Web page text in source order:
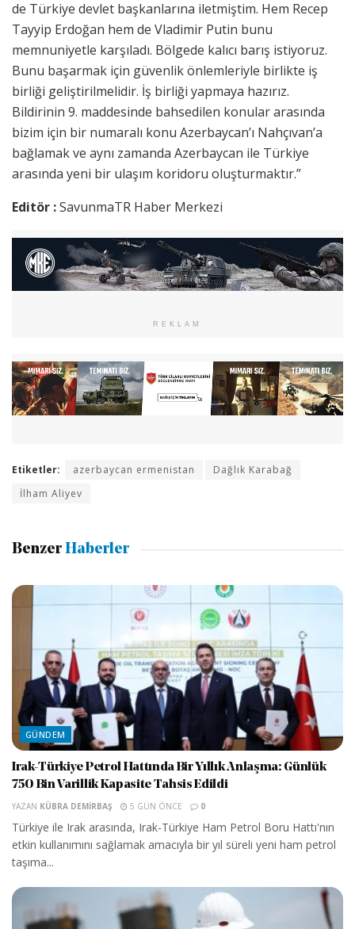
de Türkiye devlet başkanlarına iletmiştim. Hem Recep
Tayyip Erdoğan hem de Vladimir Putin bunu
memnuniyetle karşıladı. Bölgede kalıcı barış istiyoruz.
Bunu başarmak için güvenlik önlemleriyle birlikte iş
birliği geliştirilmelidir. İş birliği yapmaya hazırız.
Bildirinin 9. maddesinde bahsedilen konular arasında
bizim için bir numaralı konu Azerbaycan’ı Nahçıvan’a
bağlamak ve aynı zamanda Azerbaycan ile Türkiye
arasında yeni bir ulaşım koridoru oluşturmaktır.”
Editör :SavunmaTR Haber Merkezi
REKLAM
Etiketler: azerbaycan ermenistan
Dağlık Karabağ
İlham Aliyev
Benzer Haberler
GÜNDEM
Irak-Türkiye Petrol Hattında Bir Yıllık Anlaşma: Günlük
750 Bin Varillik Kapasite Tahsis Edildi
YAZAN KÜBRA DEMIRBAŞ 5 GÜN ÖNCE 0
Türkiye ile Irak arasında, Irak-Türkiye Ham Petrol Boru Hattı'nın
etkin kullanımını sağlamak amacıyla bir yıl süreli yeni ham petrol
taşıma...